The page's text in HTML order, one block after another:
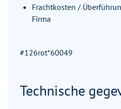
Frachtkosten /
Firma
#126rot*60049
Technische